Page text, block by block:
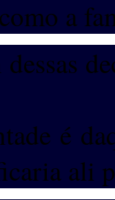
a
é
ali